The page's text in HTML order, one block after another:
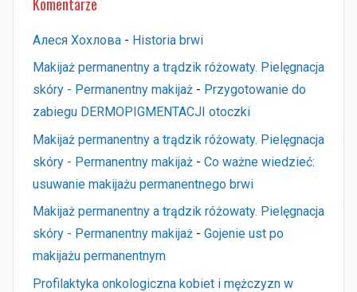
Алеся Хохлова - Historia brwi
Makijaż permanentny a trądzik różowaty. Pielęgnacja
skóry - Permanentny makijaż - Przygotowanie do
zabiegu DERMOPIGMENTACJI otoczki
Makijaż permanentny a trądzik różowaty. Pielęgnacja
skóry - Permanentny makijaż - Co ważne wiedzieć:
usuwanie makijażu permanentnego brwi
Makijaż permanentny a trądzik różowaty. Pielęgnacja
skóry - Permanentny makijaż - Gojenie ust po
makijażu permanentnym
Profilaktyka onkologiczna kobiet i mężczyzn w